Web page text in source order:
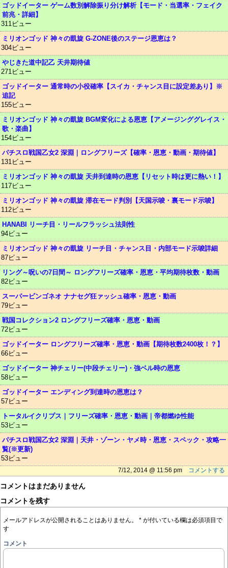
ゴッドイーター ゲーム数別解除振り分け解析【モード・当選率・フェイク
前兆・詳細】
311ビュー
ミリオンゴッド 神々の凱旋 G-ZONE後のステージ恩恵は？
304ビュー
やじきた道中記乙 天井期待値
271ビュー
ゴッドイーター 通常時の小役確率【スイカ・チャンス目に設定差あり】※
追記
155ビュー
ミリオンゴッド 神々の凱旋 BGM変化による恩恵【アメージンググレイス・
歌・楽曲】
154ビュー
パチスロ戦国乙女2 深淵｜ロングフリーズ【確率・恩恵・動画・期待値】
131ビュー
ミリオンゴッド 神々の凱旋 天井到達時の恩恵【リセット時は更に熱い！】
117ビュー
ミリオンゴッド 神々の凱旋 滞在モード判別【天国示唆・裏モード示唆】
112ビュー
HANABI リーチ目・リールフラッシュ法則性
94ビュー
ミリオンゴッド 神々の凱旋 リーチ目・チャンス目・内部モード示唆詳細
87ビュー
リング～呪いの7日間～ ロングフリーズ確率・恩恵・平均期待枚数・動画
82ビュー
スーパービンゴネオ ナナセグ狂ァッシュ確率・恩恵・動画
79ビュー
戦国コレクション2 ロングフリーズ確率・恩恵・動画
72ビュー
ゴッドイーター ロングフリーズ確率・恩恵・動画【期待枚数2400枚！？】
66ビュー
ゴッドイーター 神チェリー(中段チェリー)・強ベル時の恩恵
58ビュー
ゴッドイーター エンディング到達時の恩恵は？
57ビュー
トータルイクリプス｜フリーズ確率・恩恵・動画｜帝都燃ゆ性能
53ビュー
パチスロ戦国乙女2 深淵｜天井・ゾーン・ヤメ時・恩恵・スペック・攻略一
覧(※更新)
53ビュー
7/12, 2014 @ 11:56 pm コメントする
コメントはまだありません
コメントを残す
メールアドレスが公開されることはありません。 * が付いている欄は必須項目で
す
コメント